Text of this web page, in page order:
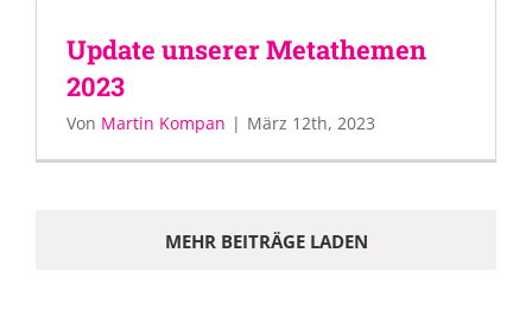
Update unserer Metathemen
2023
Von Martin Kompan | März 12th, 2023
MEHR BEITRÄGE LADEN